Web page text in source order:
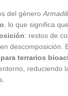
del género
, lo que significa
: restos de
descomposición.
terrarios
reduciendo